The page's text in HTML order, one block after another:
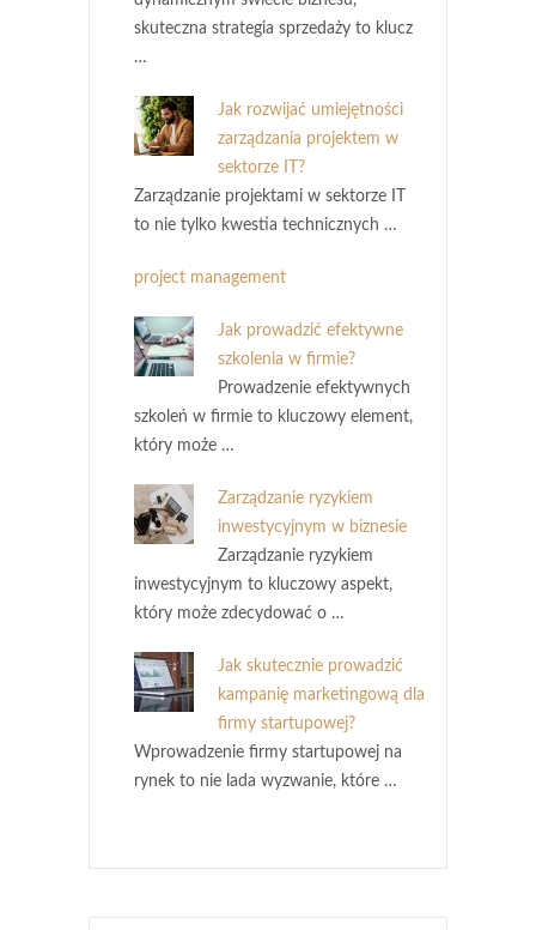
skuteczna strategia sprzedaży to klucz
…
Jak rozwijać umiejętności
zarządzania projektem w
sektorze IT?
Zarządzanie projektami w sektorze IT
to nie tylko kwestia technicznych …
project management
Jak prowadzić efektywne
szkolenia w firmie?
Prowadzenie efektywnych
szkoleń w firmie to kluczowy element,
który może …
Zarządzanie ryzykiem
inwestycyjnym w biznesie
Zarządzanie ryzykiem
inwestycyjnym to kluczowy aspekt,
który może zdecydować o …
Jak skutecznie prowadzić
kampanię marketingową dla
firmy startupowej?
Wprowadzenie firmy startupowej na
rynek to nie lada wyzwanie, które …